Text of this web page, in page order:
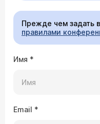
Прежде чем задать
правилами
Имя *
Email *